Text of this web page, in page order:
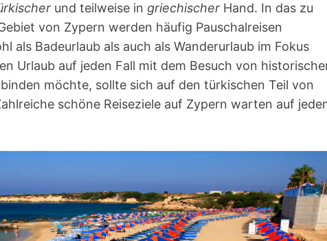
und teilweise in griechischer Hand. In das zu
von Zypern werden häufig Pauschalreisen
als Badeurlaub als auch als Wanderurlaub im Fokus
Urlaub auf jeden Fall mit dem Besuch von
möchte, sollte sich auf den türkischen Teil von
schöne Reiseziele auf Zypern warten auf